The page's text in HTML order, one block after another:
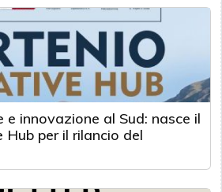
e innovazione al Sud: nasce il
per il rilancio del